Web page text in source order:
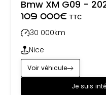
Bmw XM G09 -
109 000€ TTC
30 000km
Nice
Je suis
Voir véhicule